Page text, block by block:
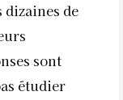
de
sont
étudier